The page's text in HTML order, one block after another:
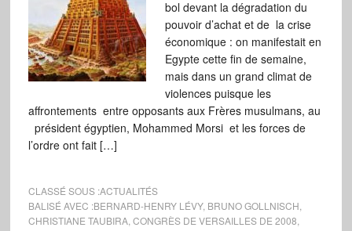
bol devant la dégradation du
pouvoir d’achat et de la crise
économique : on manifestait en
Egypte cette fin de semaine,
mais dans un grand climat de
violences puisque les
affrontements entre opposants aux Frères musulmans, au
président égyptien, Mohammed Morsi et les forces de
l’ordre ont fait […]
CLASSÉ SOUS :ACTUALITÉS
BALISÉ AVEC :BERNARD-HENRY LÉVY, BRUNO GOLLNISCH
CHRISTIANE TAUBIRA, CONGRÈS DE VERSAILLES DE 2008